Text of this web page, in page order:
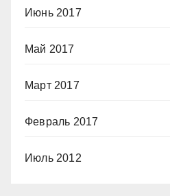
Июнь 2017
Май 2017
Март 2017
Февраль 2017
Июль 2012